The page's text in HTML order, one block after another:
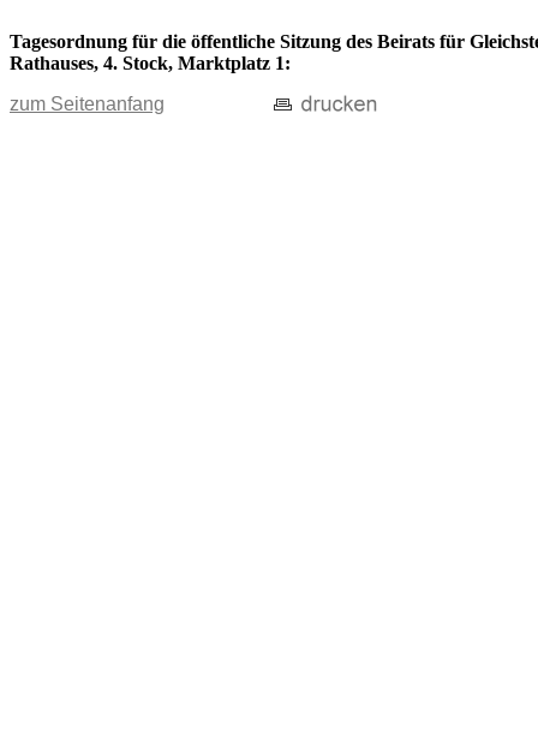
Tagesordnung für die öffentliche Sitzung des Beirats für
Rathauses, 4. Stock, Marktplatz 1:
zum Seitenanfang